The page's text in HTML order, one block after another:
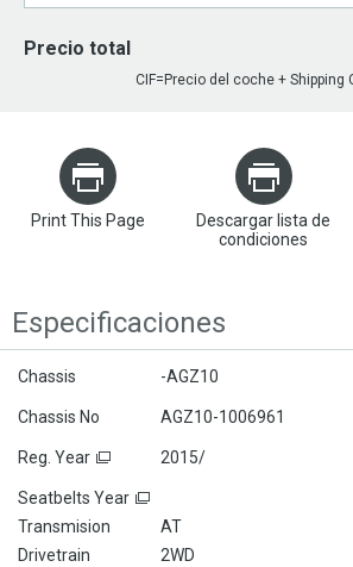
Precio total
CIF=Precio del coche + Shipping
Print This Page
Descargar lista de
condiciones
Especificaciones
Chassis -AGZ10
Chassis No AGZ10-1006961
Reg. Year 2015/
Seatbelts Year
Transmision
AT
Drivetrain
2WD